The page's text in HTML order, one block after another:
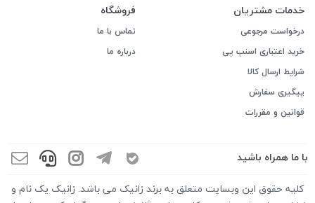
خدمات مشتریان
درخواست مرجوعی
خرید اعتباری اسنپ پی
شرایط ارسال کالا
پیگیری سفارش
قوانین و مقررات
فروشگاه
تماس با ما
درباره ما
با ما همراه باشید
کلیه حقوق این وبسایت متعلق به برند زانیک می باشد. زانیک یک نام و